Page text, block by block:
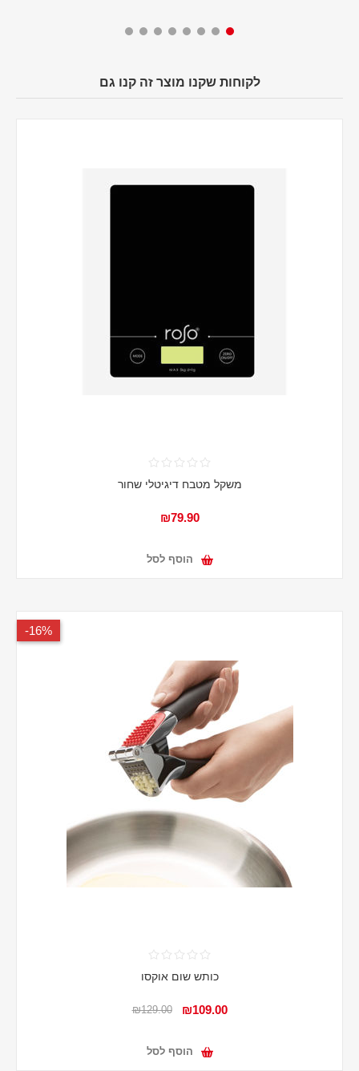
לקוחות שקנו מוצר זה קנו גם
משקל מטבח דיגיטלי שחור
₪79.90
הוסף לסל
16%-
כותש שום אוקסו
₪109.00
₪129.00
הוסף לסל